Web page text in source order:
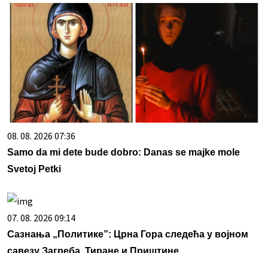
08. 08. 2026 07:36
Samo da mi dete bude dobro: Danas se majke mole
Svetoj Petki
07. 08. 2026 09:14
Сазнања „Политике”: Црна Гора следећа у војном